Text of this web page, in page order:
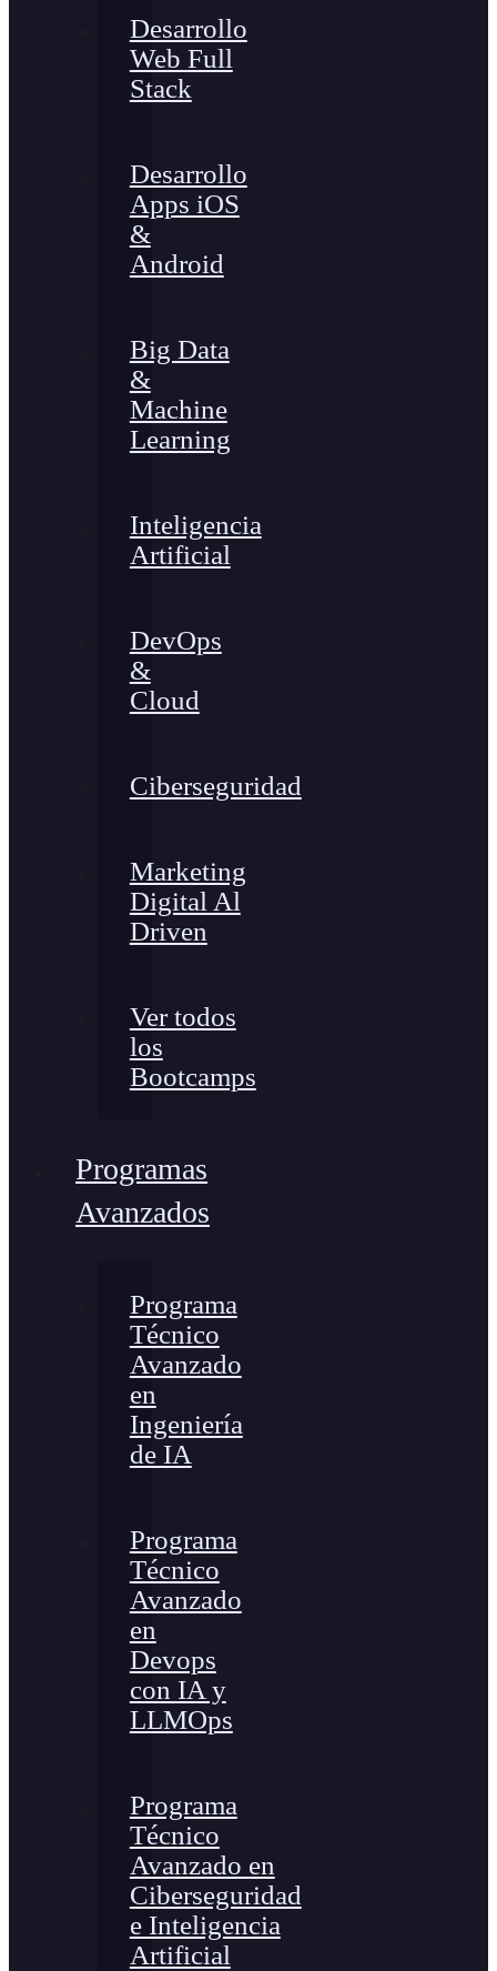
Desarrollo
Web Full
Stack
Desarrollo
Apps iOS
&
Android
Big Data
&
Machine
Learning
Inteligencia
Artificial
DevOps
&
Cloud
Ciberseguridad
Marketing
Digital Al
Driven
Ver todos
los
Bootcamps
Programas
Avanzados
Programa
Técnico
Avanzado
en
Ingeniería
de IA
Programa
Técnico
Avanzado
en
Devops
con IA y
LLMOps
Programa
Técnico
Avanzado en
Ciberseguridad
e Inteligencia
Artificial